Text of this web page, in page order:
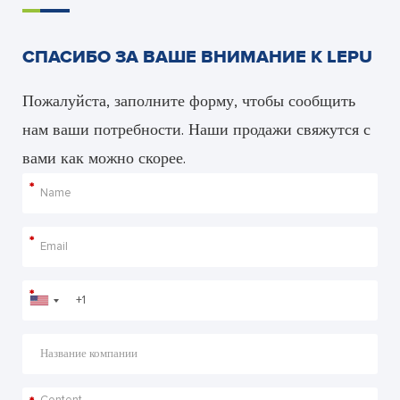
СПАСИБО ЗА ВАШЕ ВНИМАНИЕ К LEPU
Пожалуйста, заполните форму, чтобы сообщить
нам ваши потребности. Наши продажи свяжутся с
вами как можно скорее.
*
*
*